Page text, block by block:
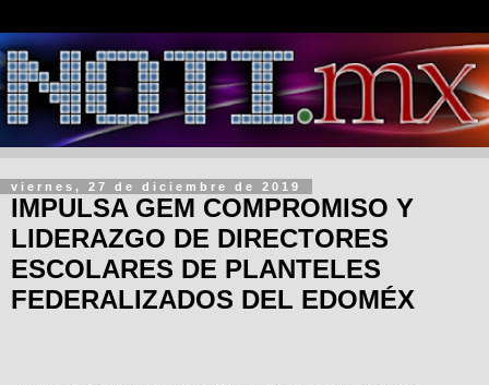
viernes, 27 de diciembre de 2019
IMPULSA GEM COMPROMISO Y
LIDERAZGO DE DIRECTORES
ESCOLARES DE PLANTELES
FEDERALIZADOS DEL EDOMÉX